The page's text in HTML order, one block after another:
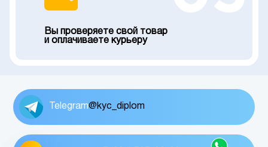
Вы проверяете свой товар
и оплачиваете курьеру
Telegram@kyc_diplom